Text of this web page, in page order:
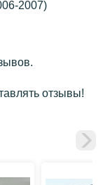
2007)
отзывы!